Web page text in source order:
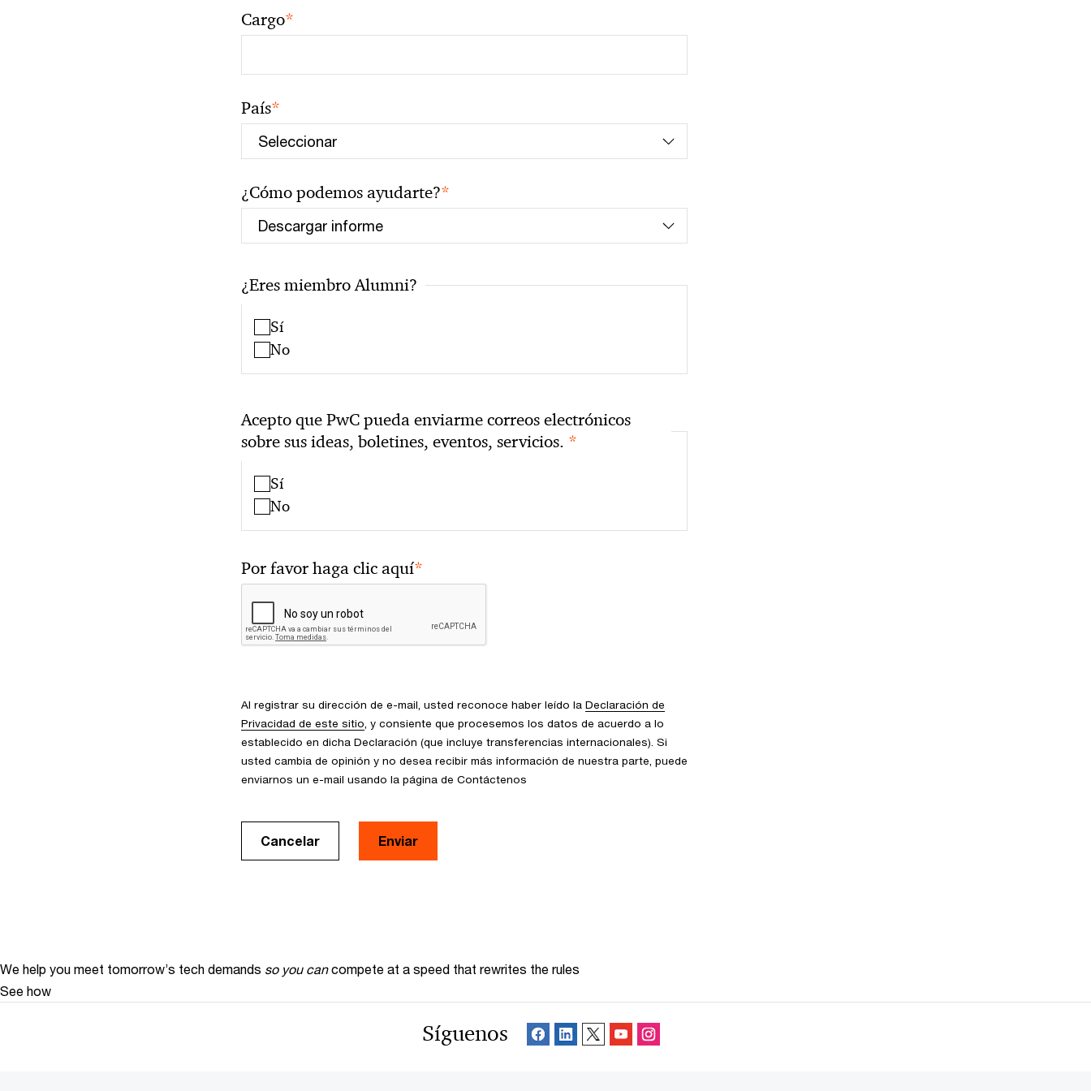
Cargo*
País*
¿Cómo podemos ayudarte?*
¿Eres miembro Alumni?
Sí
No
Acepto que PwC pueda enviarme correos electrónicos
sobre sus ideas, boletines, eventos, servicios. *
Sí
No
Por favor haga clic aquí*
Al registrar su dirección de e-mail, usted reconoce haber leído la Declaración de
Privacidad de este sitio, y consiente que procesemos los datos de acuerdo a lo
establecido en dicha Declaración (que incluye transferencias internacionales). Si
usted cambia de opinión y no desea recibir más información de nuestra parte, puede
enviarnos un e-mail usando la página de Contáctenos
Cancelar Enviar
We help you meet tomorrow’s tech demands so you can compete at a speed that rewrites the rules
See how
Síguenos